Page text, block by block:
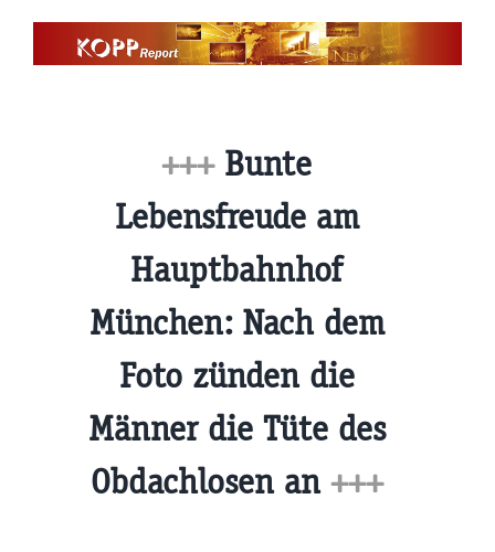
+++ Bunte
Lebensfreude am
Hauptbahnhof
München: Nach dem
Foto zünden die
Männer die Tüte des
Obdachlosen an +++